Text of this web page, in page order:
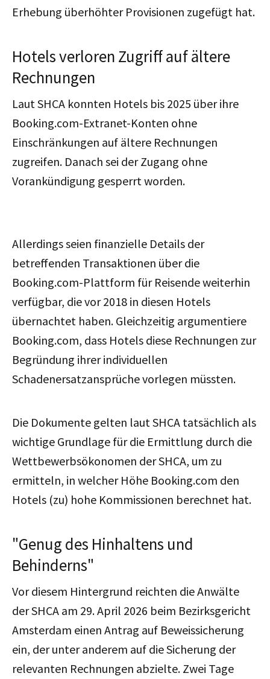
Erhebung überhöhter Provisionen zugefügt hat.
Hotels verloren Zugriff auf ältere
Rechnungen
Laut SHCA konnten Hotels bis 2025 über ihre
Booking.com-Extranet-Konten ohne
Einschränkungen auf ältere Rechnungen
zugreifen. Danach sei der Zugang ohne
Vorankündigung gesperrt worden.
Allerdings seien finanzielle Details der
betreffenden Transaktionen über die
Booking.com-Plattform für Reisende weiterhin
verfügbar, die vor 2018 in diesen Hotels
übernachtet haben. Gleichzeitig argumentiere
Booking.com, dass Hotels diese Rechnungen zur
Begründung ihrer individuellen
Schadenersatzansprüche vorlegen müssten.
Die Dokumente gelten laut SHCA tatsächlich als
wichtige Grundlage für die Ermittlung durch die
Wettbewerbsökonomen der SHCA, um zu
ermitteln, in welcher Höhe Booking.com den
Hotels (zu) hohe Kommissionen berechnet hat.
"Genug des Hinhaltens und
Behinderns"
Vor diesem Hintergrund reichten die Anwälte
der SHCA am 29. April 2026 beim Bezirksgericht
Amsterdam einen Antrag auf Beweissicherung
ein, der unter anderem auf die Sicherung der
relevanten Rechnungen abzielte. Zwei Tage